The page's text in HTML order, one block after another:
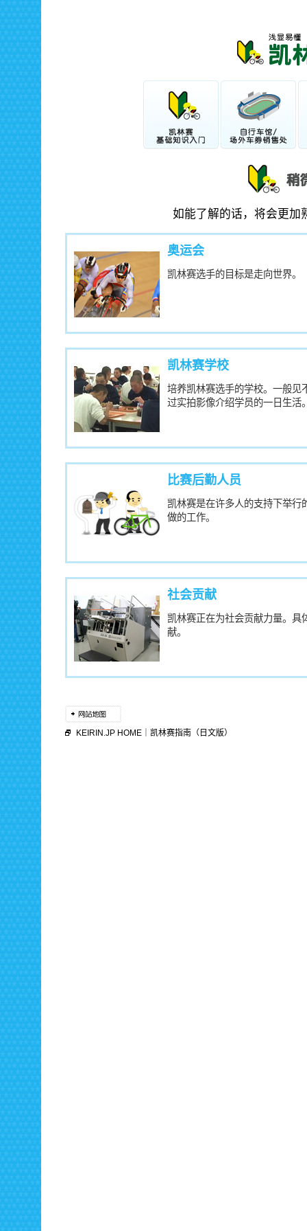
如能了解的话，将会更加
奥运会
凯林赛选手的目标是走向世界。
凯林赛学校
培养凯林赛选手的学校。一般见
过实拍影像介绍学员的一日生活
比赛后勤人员
凯林赛是在许多人的支持下举行
做的工作。
社会贡献
凯林赛正在为社会贡献力量。具
献。
KEIRIN.JP HOME 凯林赛指南（日文版）